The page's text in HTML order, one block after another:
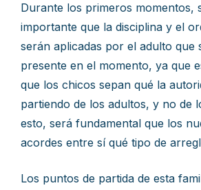
Durante los primeros momentos,
importante que la disciplina y el
serán aplicadas por el adulto que
presente en el momento, ya que
que los chicos sepan qué la
partiendo de los adultos, y no de
esto, será fundamental que los
acordes entre sí qué tipo de
Los puntos de partida de esta